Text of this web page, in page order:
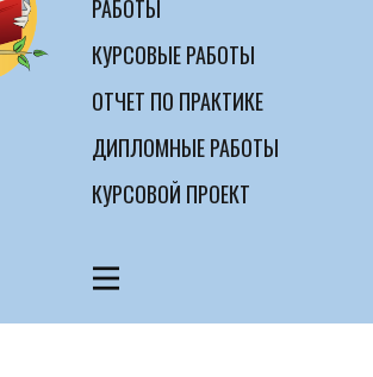
РАБОТЫ
КУРСОВЫЕ РАБОТЫ
ОТЧЕТ ПО ПРАКТИКЕ
ДИПЛОМНЫЕ РАБОТЫ
КУРСОВОЙ ПРОЕКТ